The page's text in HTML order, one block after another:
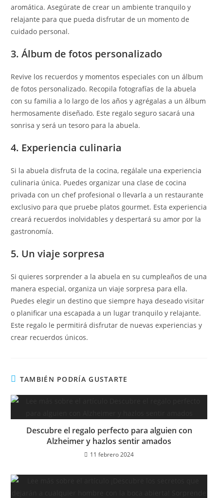
aromática. Asegúrate de crear un ambiente tranquilo y
relajante para que pueda disfrutar de un momento de
cuidado personal.
3. Álbum de fotos personalizado
Revive los recuerdos y momentos especiales con un álbum
de fotos personalizado. Recopila fotografías de la abuela
con su familia a lo largo de los años y agrégalas a un álbum
hermosamente diseñado. Este regalo seguro sacará una
sonrisa y será un tesoro para la abuela.
4. Experiencia culinaria
Si la abuela disfruta de la cocina, regálale una experiencia
culinaria única. Puedes organizar una clase de cocina
privada con un chef profesional o llevarla a un restaurante
exclusivo para que pruebe platos gourmet. Esta experiencia
creará recuerdos inolvidables y despertará su amor por la
gastronomía.
5. Un viaje sorpresa
Si quieres sorprender a la abuela en su cumpleaños de una
manera especial, organiza un viaje sorpresa para ella.
Puedes elegir un destino que siempre haya deseado visitar
o planificar una escapada a un lugar tranquilo y relajante.
Este regalo le permitirá disfrutar de nuevas experiencias y
crear recuerdos únicos.
TAMBIÉN PODRÍA GUSTARTE
Descubre el regalo perfecto para alguien con
Alzheimer y hazlos sentir amados
11 febrero 2024